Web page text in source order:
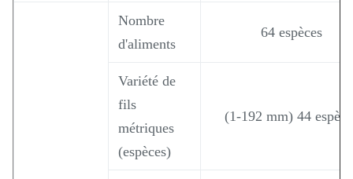
Nombre
d'aliments
64 espèces
Variété de
fils
métriques
(espèces)
(1-192 mm) 44